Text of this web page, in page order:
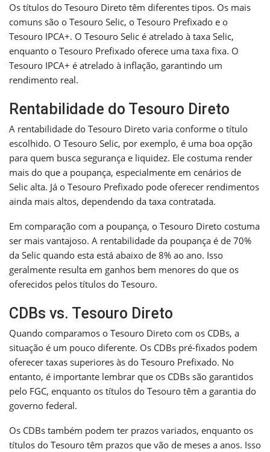
Os títulos do Tesouro Direto têm diferentes tipos. Os mais
comuns são o Tesouro Selic, o Tesouro Prefixado e o
Tesouro IPCA+. O Tesouro Selic é atrelado à taxa Selic,
enquanto o Tesouro Prefixado oferece uma taxa fixa. O
Tesouro IPCA+ é atrelado à inflação, garantindo um
rendimento real.
Rentabilidade do Tesouro Direto
A rentabilidade do Tesouro Direto varia conforme o título
escolhido. O Tesouro Selic, por exemplo, é uma boa opção
para quem busca segurança e liquidez. Ele costuma render
mais do que a poupança, especialmente em cenários de
Selic alta. Já o Tesouro Prefixado pode oferecer rendimentos
ainda mais altos, dependendo da taxa contratada.
Em comparação com a poupança, o Tesouro Direto costuma
ser mais vantajoso. A rentabilidade da poupança é de 70%
da Selic quando esta está abaixo de 8% ao ano. Isso
geralmente resulta em ganhos bem menores do que os
oferecidos pelos títulos do Tesouro.
CDBs vs. Tesouro Direto
Quando comparamos o Tesouro Direto com os CDBs, a
situação é um pouco diferente. Os CDBs pré-fixados podem
oferecer taxas superiores às do Tesouro Prefixado. No
entanto, é importante lembrar que os CDBs são garantidos
pelo FGC, enquanto os títulos do Tesouro têm a garantia do
governo federal.
Os CDBs também podem ter prazos variados, enquanto os
títulos do Tesouro têm prazos que vão de meses a anos. Isso